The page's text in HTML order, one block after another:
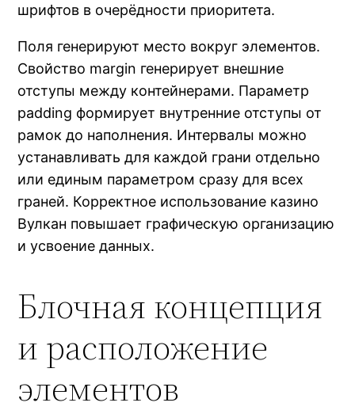
шрифтов в очерёдности приоритета.
Поля генерируют место вокруг элементов.
Свойство margin генерирует внешние
отступы между контейнерами. Параметр
padding формирует внутренние отступы от
рамок до наполнения. Интервалы можно
устанавливать для каждой грани отдельно
или единым параметром сразу для всех
граней. Корректное использование казино
Вулкан повышает графическую организацию
и усвоение данных.
Блочная концепция
и расположение
элементов